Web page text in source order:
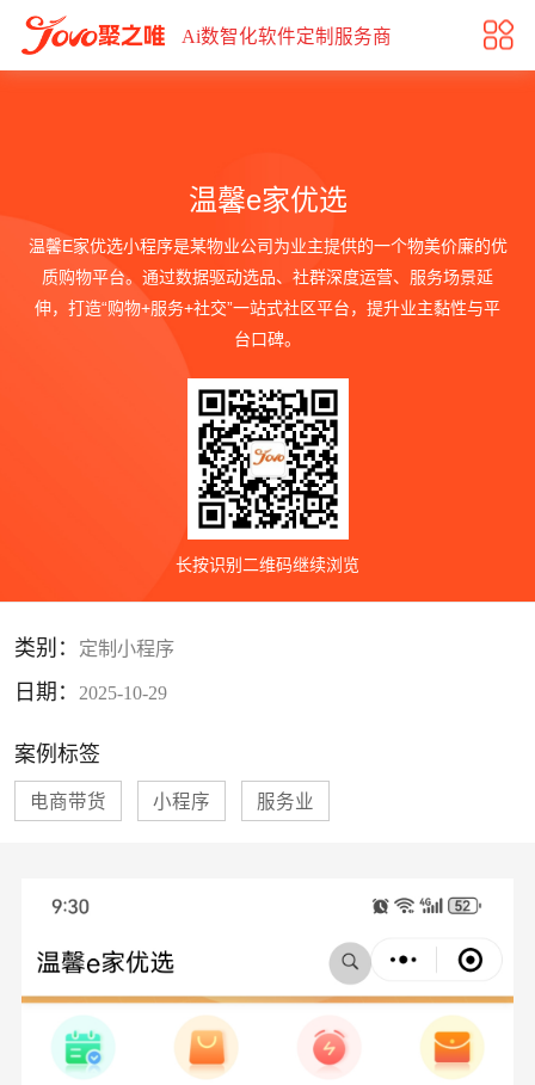
温馨e家优选
Ai数智化软件定制服务商
温馨e家优选
温馨E家优选小程序是某物业公司为业主提供的一个物美价廉的优
质购物平台。通过数据驱动选品、社群深度运营、服务场景延
伸，打造“购物+服务+社交”一站式社区平台，提升业主黏性与平
台口碑。
长按识别二维码继续浏览
类别： 定制小程序
日期： 2025-10-29
案例标签
电商带货 小程序 服务业